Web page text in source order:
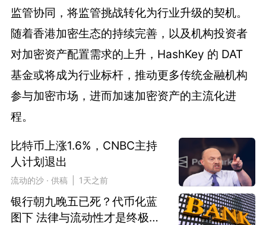
监管协同，将监管挑战转化为行业升级的契机。
随着香港加密生态的持续完善，以及机构投资者
对加密资产配置需求的上升，HashKey 的 DAT
基金或将成为行业标杆，推动更多传统金融机构
参与加密市场，进而加速加密资产的主流化进
程。
比特币上涨1.6%，CNBC主持
人计划退出
流动的沙 · 供稿 | 1天之前
银行朝九晚五已死？代币化蓝
图下 法律与流动性才是终极枷